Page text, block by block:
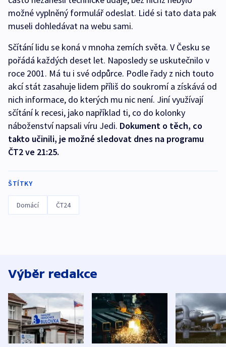
možné vyplněný formulář odeslat. Lidé si tato data pak
museli dohledávat na webu sami.
Sčítání lidu se koná v mnoha zemích světa. V Česku se
pořádá každých deset let. Naposledy se uskutečnilo v
roce 2001. Má tu i své odpůrce. Podle řady z nich touto
akcí stát zasahuje lidem příliš do soukromí a získává od
nich informace, do kterých mu nic není. Jiní využívají
sčítání k recesi, jako například ti, co do kolonky
náboženství napsali víru Jedi. Dokument o těch, co
takto učinili, je možné sledovat dnes na programu
ČT2 ve 21:25.
ŠTÍTKY
Domácí ČT24
Výběr redakce